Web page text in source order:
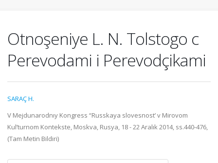
Otnoşeniye L. N. Tolstogo c
Perevodami i Perevodçikami
SARAÇ H.
V Mejdunarodnıy Kongress “Russkaya slovesnost’ v Mirovom
Kul’turnom Kontekste, Moskva, Rusya, 18 - 22 Aralık 2014, ss.440-476,
(Tam Metin Bildiri)